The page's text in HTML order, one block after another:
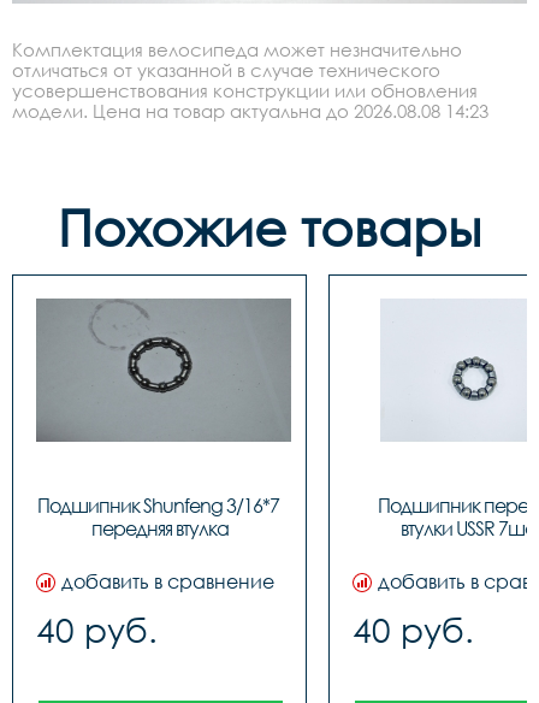
Комплектация велосипеда может незначительно
отличаться от указанной в случае технического
усовершенствования конструкции или обновления
модели. Цена на товар актуальна до 2026.08.08 14:23
Похожие товары
Подшипник Shunfeng 3/16*7
передняя втулка
добавить в сравнение
40 руб.
Подшипник
втулки USSR
добавить в
40 руб.